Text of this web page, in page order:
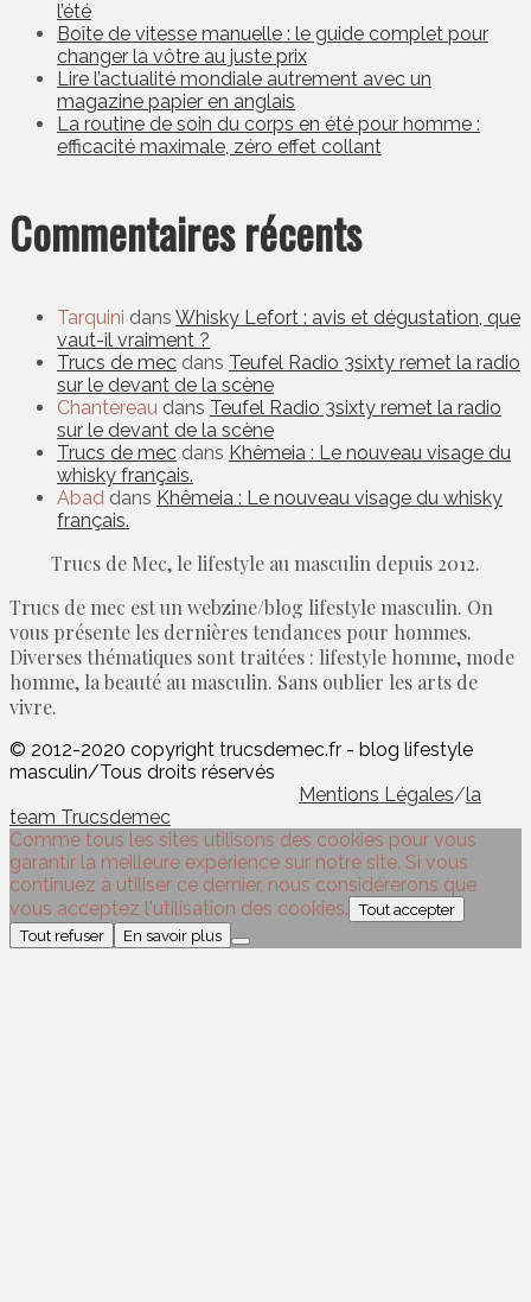
l’été
Boîte de vitesse manuelle : le guide complet pour
changer la vôtre au juste prix
Lire l’actualité mondiale autrement avec un
magazine papier en anglais
La routine de soin du corps en été pour homme :
efficacité maximale, zéro effet collant
Commentaires récents
Tarquini dans Whisky Lefort : avis et dégustation, que
vaut-il vraiment ?
Trucs de mec dans Teufel Radio 3sixty remet la radio
sur le devant de la scène
Chantereau dans Teufel Radio 3sixty remet la radio
sur le devant de la scène
Trucs de mec dans Khêmeia : Le nouveau visage du
whisky français.
Abad dans Khêmeia : Le nouveau visage du whisky
français.
Trucs de Mec, le lifestyle au masculin depuis 2012.
Trucs de mec est un webzine/blog lifestyle masculin. On
vous présente les dernières tendances pour hommes.
Diverses thématiques sont traitées : lifestyle homme, mode
homme, la beauté au masculin. Sans oublier les arts de
vivre.
© 2012-2020 copyright trucsdemec.fr - blog lifestyle
masculin/Tous droits réservés
Mentions Légales/la
team Trucsdemec
Comme tous les sites utilisons des cookies pour vous
garantir la meilleure expérience sur notre site. Si vous
continuez à utiliser ce dernier, nous considérerons que
vous acceptez l'utilisation des cookies. Tout accepter
Tout refuser
En savoir plus